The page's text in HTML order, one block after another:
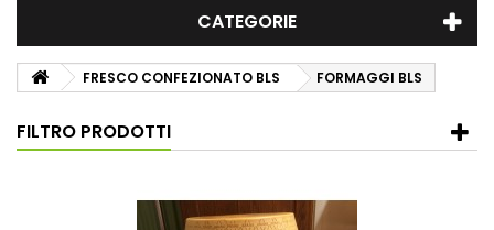
CATEGORIE
FRESCO CONFEZIONATO BLS FORMAGGI BLS
FILTRO PRODOTTI